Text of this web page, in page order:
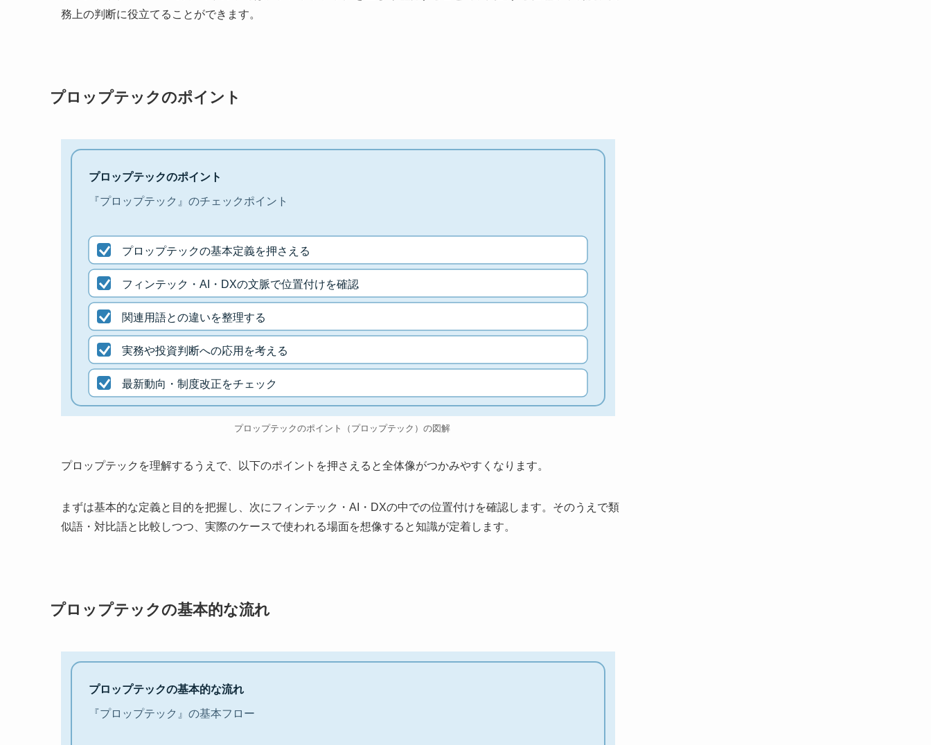
務上の判断に役立てることができます。
プロップテックのポイント
プロップテックのポイント
『プロップテック』のチェックポイント
プロップテックの基本定義を押さえる
フィンテック・AI・DXの文脈で位置付けを確認
関連用語との違いを整理する
実務や投資判断への応用を考える
最新動向・制度改正をチェック
プロップテックのポイント（プロップテック）の図解
プロップテックを理解するうえで、以下のポイントを押さえると全体像がつかみやすくなります。
まずは基本的な定義と目的を把握し、次にフィンテック・AI・DXの中での位置付けを確認します。そのうえで類
似語・対比語と比較しつつ、実際のケースで使われる場面を想像すると知識が定着します。
プロップテックの基本的な流れ
プロップテックの基本的な流れ
『プロップテック』の基本フロー